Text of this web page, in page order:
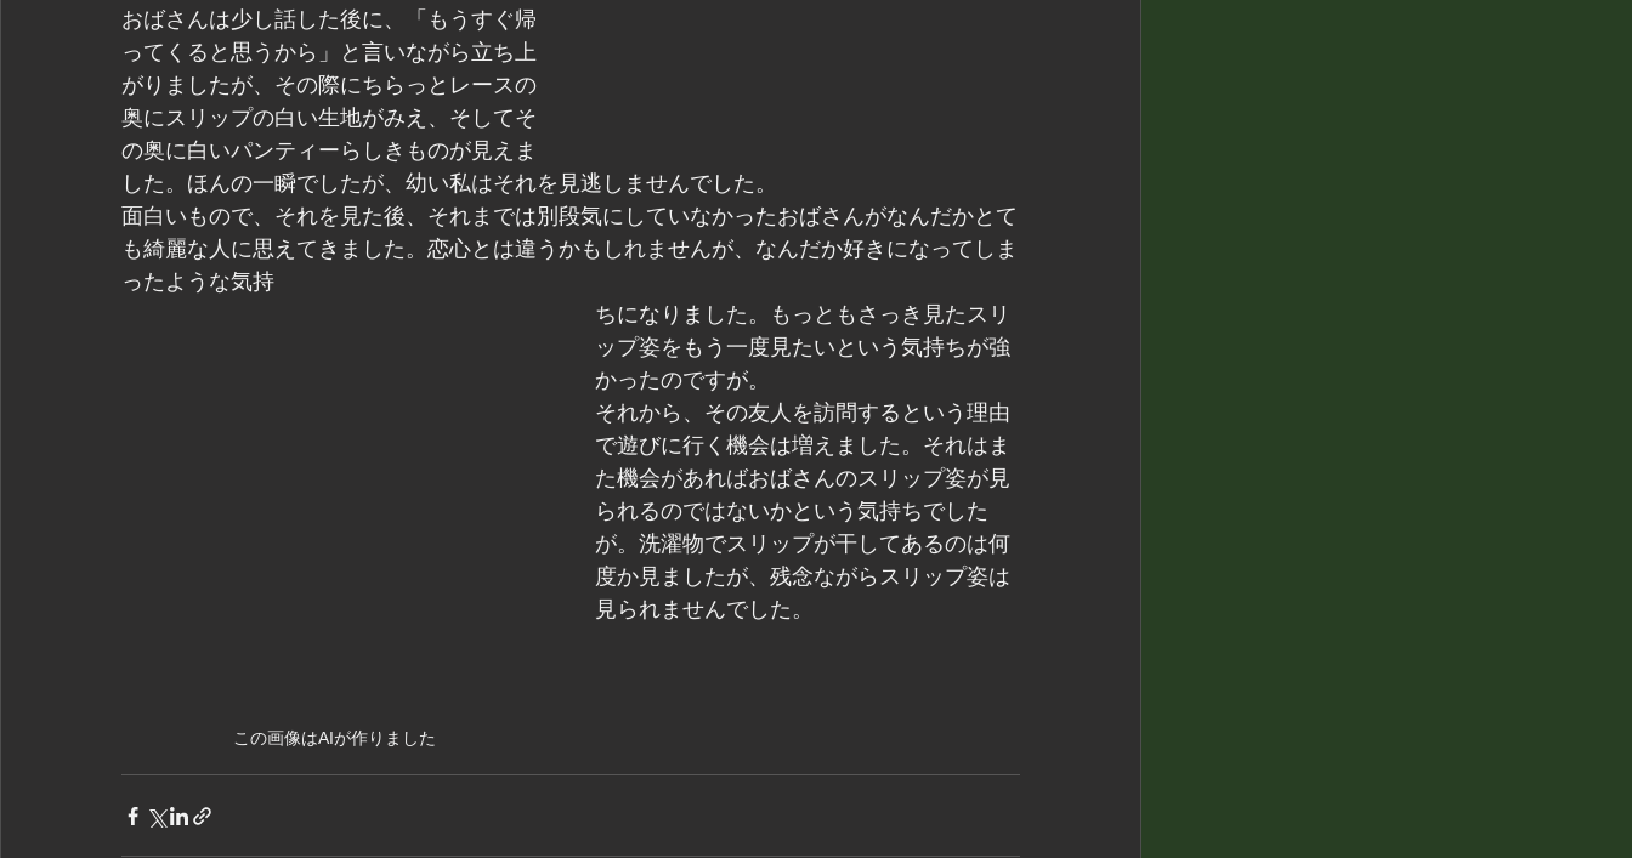
おばさんは少し話した後に、「もうすぐ帰
ってくると思うから」と言いながら立ち上
がりましたが、その際にちらっとレースの
奥にスリップの白い生地がみえ、そしてそ
の奥に白いパンティーらしきものが見えま
した。ほんの一瞬でしたが、幼い私はそれを見逃しませんでした。
面白いもので、それを見た後、それまでは別段気にしていなかったおばさんがなんだかとて
も綺麗な人に思えてきました。恋心とは違うかもしれませんが、なんだか好きになってしま
ったような気持
この画像はAIが作りました
ちになりました。もっともさっき見たスリ
ップ姿をもう一度見たいという気持ちが強
かったのですが。
それから、その友人を訪問するという理由
で遊びに行く機会は増えました。それはま
た機会があればおばさんのスリップ姿が見
られるのではないかという気持ちでした
が。洗濯物でスリップが干してあるのは何
度か見ましたが、残念ながらスリップ姿は
見られませんでした。